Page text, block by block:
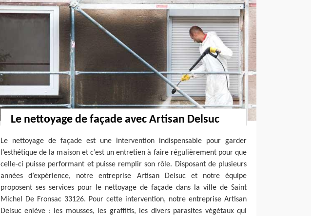
Le nettoyage de façade avec Artisan Delsuc
Le nettoyage de façade est une intervention indispensable pour garder
l’esthétique de la maison et c’est un entretien à faire régulièrement pour que
celle-ci puisse performant et puisse remplir son rôle. Disposant de plusieurs
années d’expérience, notre entreprise Artisan Delsuc et notre équipe
proposent ses services pour le nettoyage de façade dans la ville de Saint
Michel De Fronsac 33126. Pour cette intervention, notre entreprise Artisan
Delsuc enlève : les mousses, les graffitis, les divers parasites végétaux qui